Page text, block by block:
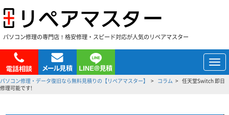
パソコン修理の専門店！格安修理・スピード対応が人気のリペアマスター
メ
ニ
ュ
パソコン修理・データ復旧なら無料見積りの【リペアマスター】 コラム
任天堂Switch 即日
修理可能です!